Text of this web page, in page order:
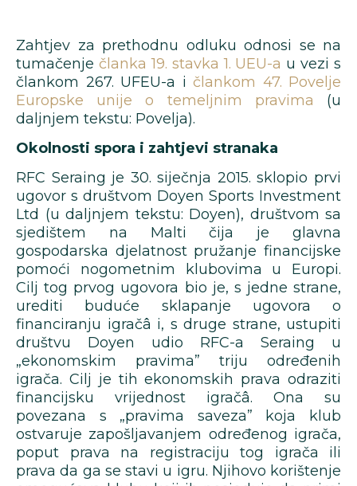
Zahtjev za prethodnu odluku odnosi se na
tumačenje članka 19. stavka 1. UEU-a u vezi s
člankom 267. UFEU-a i člankom 47. Povelje
Europske unije o temeljnim pravima (u
daljnjem tekstu: Povelja).
Okolnosti spora i zahtjevi stranaka
RFC Seraing je 30. siječnja 2015. sklopio prvi
ugovor s društvom Doyen Sports Investment
Ltd (u daljnjem tekstu: Doyen), društvom sa
sjedištem na Malti čija je glavna
gospodarska djelatnost pružanje financijske
pomoći nogometnim klubovima u Europi.
Cilj tog prvog ugovora bio je, s jedne strane,
urediti buduće sklapanje ugovora o
financiranju igračâ i, s druge strane, ustupiti
društvu Doyen udio RFC-a Seraing u
„ekonomskim pravima” triju određenih
igrača. Cilj je tih ekonomskih prava odraziti
financijsku vrijednost igračâ. Ona su
povezana s „pravima saveza” koja klub
ostvaruje zapošljavanjem određenog igrača,
poput prava na registraciju tog igrača ili
prava da ga se stavi u igru. Njihovo korištenje